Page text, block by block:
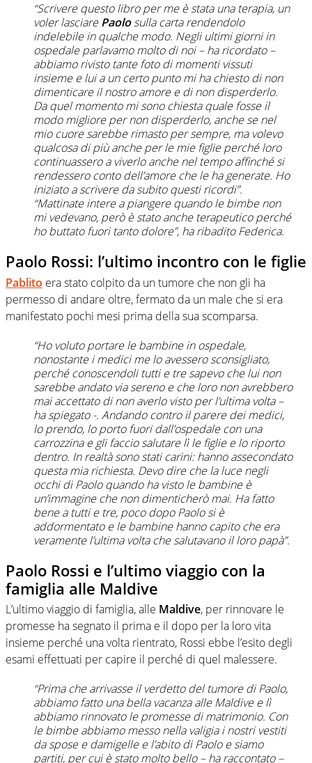
“Scrivere questo libro per me è stata una terapia, un
voler lasciarePaolosulla carta rendendolo
indelebile in qualche modo. Negli ultimi giorni in
ospedale parlavamo molto di noi – ha ricordato –
abbiamo rivisto tante foto di momenti vissuti
insieme e lui a un certo punto mi ha chiesto di non
dimenticare il nostro amore e di non disperderlo.
Da quel momento mi sono chiesta quale fosse il
modo migliore per non disperderlo, anche se nel
mio cuore sarebbe rimasto per sempre, ma volevo
qualcosa di più anche per le mie figlie perché loro
continuassero a viverlo anche nel tempo affinché si
rendessero conto dell’amore che le ha generate. Ho
iniziato a scrivere da subito questi ricordi”.
“Mattinate intere a piangere quando le bimbe non
mi vedevano, però è stato anche terapeutico perché
ho buttato fuori tanto dolore”, ha ribadito Federica.
Paolo Rossi: l’ultimo incontro con le figlie
Pablito era stato colpito da un tumore che non gli ha
permesso di andare oltre, fermato da un male che si era
manifestato pochi mesi prima della sua scomparsa.
“Ho voluto portare le bambine in ospedale,
nonostante i medici me lo avessero sconsigliato,
perché conoscendoli tutti e tre sapevo che lui non
sarebbe andato via sereno e che loro non avrebbero
mai accettato di non averlo visto per l’ultima volta –
ha spiegato -. Andando contro il parere dei medici,
lo prendo, lo porto fuori dall’ospedale con una
carrozzina e gli faccio salutare lì le figlie e lo riporto
dentro. In realtà sono stati carini: hanno assecondato
questa mia richiesta. Devo dire che la luce negli
occhi di Paolo quando ha visto le bambine è
un’immagine che non dimenticherò mai. Ha fatto
bene a tutti e tre, poco dopo Paolo si è
addormentato e le bambine hanno capito che era
veramente l’ultima volta che salutavano il loro papà”.
Paolo Rossi e l’ultimo viaggio con la
famiglia alle Maldive
L’ultimo viaggio di famiglia, alle Maldive, per rinnovare le
promesse ha segnato il prima e il dopo per la loro vita
insieme perché una volta rientrato, Rossi ebbe l’esito degli
esami effettuati per capire il perché di quel malessere.
“Prima che arrivasse il verdetto del tumore di Paolo,
abbiamo fatto una bella vacanza alle Maldive e lì
abbiamo rinnovato le promesse di matrimonio. Con
le bimbe abbiamo messo nella valigia i nostri vestiti
da spose e damigelle e l’abito di Paolo e siamo
partiti, per cui è stato molto bello – ha raccontato –